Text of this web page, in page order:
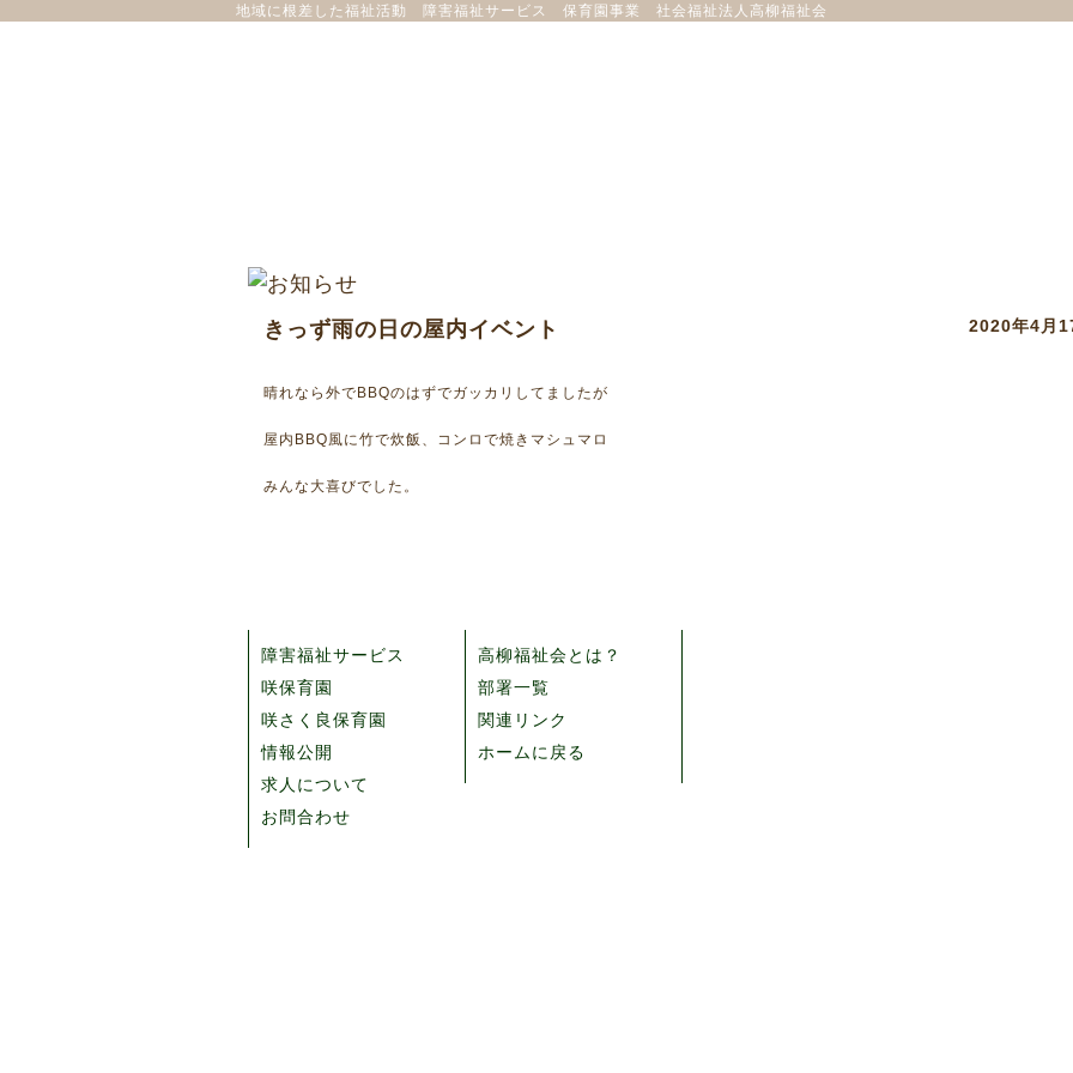
地域に根差した福祉活動 障害福祉サービス 保育園事業 社会福祉法人高柳福祉会
きっず雨の日の屋内イベント 2020年4月
晴れなら外でBBQのはずでガッカリしてましたが
屋内BBQ風に竹で炊飯、コンロで焼きマシュマロ
みんな 大喜びでした。
障害福祉サービス
咲保育園
咲さく良保育園
情報公開
求人について
お問合わせ
高柳福祉会とは？
部署一覧
関連リンク
ホームに戻る